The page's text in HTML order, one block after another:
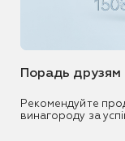
Порадь друзям
Рекомендуйте
винагороду за